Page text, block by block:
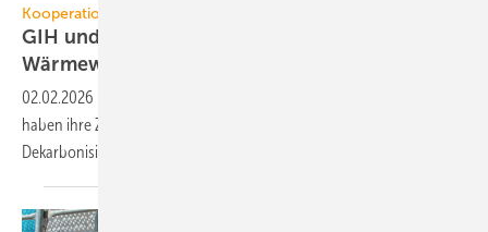
Kooperation
GIH und ZIV bün­deln Kräf­te für die
Wär­me­wen­de
02.02.2026
haben ihre Zusammenarbeit offiziell besiegelt, um die
Dekarbonisierung des Gebäudebestands